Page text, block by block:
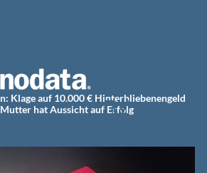
ny
Klage auf 10.000 € Hinterbliebenengeld
hat Aussicht auf Erfolg